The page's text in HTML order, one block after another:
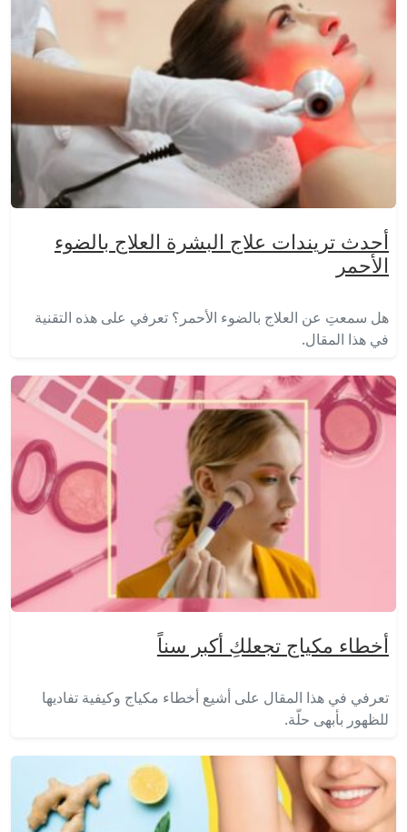
أحدث تريندات علاج البشرة العلاج بالضوء
الأحمر
هل سمعتِ عن العلاج بالضوء الأحمر؟ تعرفي على هذه التقنية
في هذا المقال.
أخطاء مكياج تجعلكِ أكبر سناً
تعرفي في هذا المقال على أشيع أخطاء مكياج وكيفية تفاديها
للظهور بأبهى حلّة.